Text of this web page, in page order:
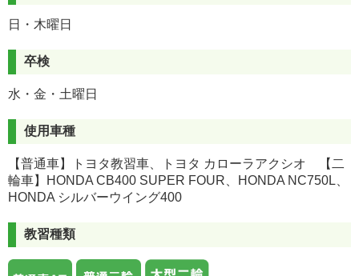
日・木曜日
卒検
水・金・土曜日
使用車種
【普通車】トヨタ教習車、トヨタ カローラアクシオ 【二
輪車】HONDA CB400 SUPER FOUR、HONDA NC750L、
HONDA シルバーウイング400
教習種類